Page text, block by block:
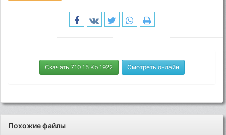
Скачать 710.15 Kb 1922 Смотреть онлайн
Похожие файлы